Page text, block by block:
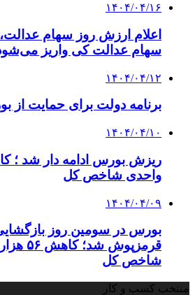
۱۴۰۴/۰۴/۱۶
سهام عدالت کی واریز
۱۴۰۴/۰۴/۱۲
برنامه دولت برای حمایت از
۱۴۰۴/۰۴/۱۰
واحدی شاخص کل
۱۴۰۴/۰۴/۰۹
بورس در سومین روز
شاخص کل
منتخب کسب و کار